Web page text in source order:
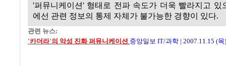
'퍼뮤니케이션' 형태로 전파 속도가 더욱 빨라지고 있
에선 관련 정보의 통제 자체가 불가능한 경향이 있다.
관련 뉴스:
'카더라'의 악성 진화 퍼뮤니케이션 중앙일보 IT/과학 | 2007.11.15 (